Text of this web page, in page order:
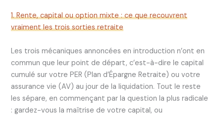
1. Rente, capital ou option mixte : ce que recouvrent
vraiment les trois sorties retraite
Les trois mécaniques annoncées en introduction n’ont en
commun que leur point de départ, c’est-à-dire le capital
cumulé sur votre PER (Plan d’Épargne Retraite) ou votre
assurance vie (AV) au jour de la liquidation. Tout le reste
les sépare, en commençant par la question la plus radicale
: gardez-vous la maîtrise de votre capital, ou